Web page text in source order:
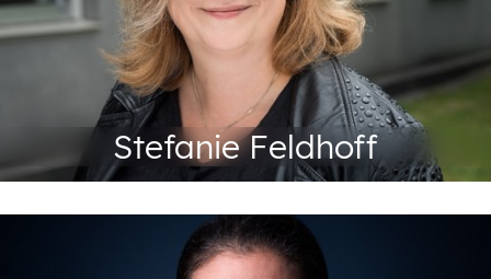
Stefanie Feldhoff
+49 201 88-72209
Fax: +49 201 88-72299
stefanie.feldhoff@abeg.essen.de
Teamleitung Vermittlung und Vertrieb